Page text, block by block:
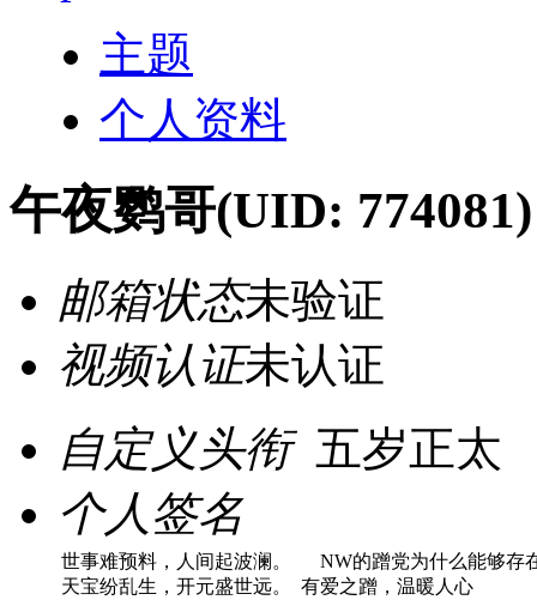
主题
个人资料
午夜鹦哥(UID: 774081)
邮箱状态未验证
视频认证未认证
自定义头衔 五岁正太
个人签名
世事难预料，人间起波澜。 NW的蹭党为什么能够存
天宝纷乱生，开元盛世远。 有爱之蹭，温暖人心